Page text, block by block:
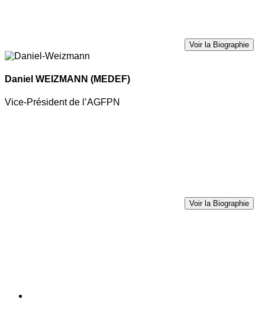
Voir la Biographie
Daniel WEIZMANN (MEDEF)
Vice-Président de l’AGFPN
Voir la Biographie